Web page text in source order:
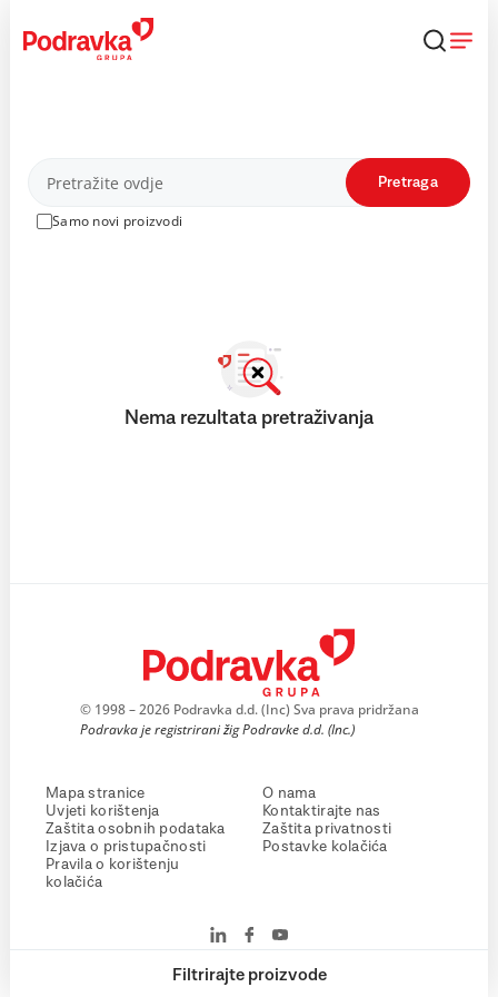
content
Proizvodi
Samo novi proizvodi
Pretraga
Filtrirajte proizvode
Nema rezultata pretraživanja
© 1998 – 2026 Podravka d.d. (Inc) Sva prava pridržana
Podravka je registrirani žig Podravke d.d. (Inc.)
Mapa stranice
Uvjeti korištenja
Zaštita osobnih podataka
Izjava o pristupačnosti
Pravila o korištenju
kolačića
O nama
Kontaktirajte nas
Zaštita privatnosti
Postavke kolačića